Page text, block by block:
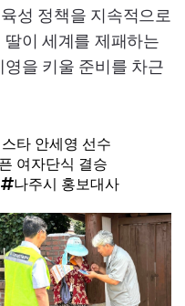
성 정책을 지속적으로
이 세계를 제패하는
을 키울 준비를 차근
타 안세영 선수
여자단식 결승
나주시 홍보대사